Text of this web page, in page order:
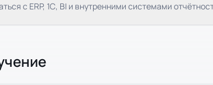
с ERP, 1С, BI и внутренними системами